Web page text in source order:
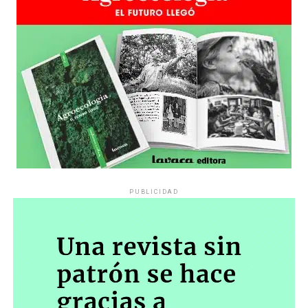
Lucia Aduriz, Valeria Correa, Malena Solda, Esteban
Meloni, Martín Flores Cárdenas, Analía Couceyro, entre
El Parlamento de Pilar
Durante la ceremonia de entrega de premios, conducida
Fotos: Ana Julia Firpo.
PUBLICIDAD